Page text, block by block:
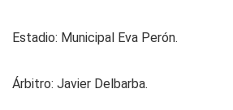
Estadio: Municipal Eva Perón.
Árbitro: Javier Delbarba.